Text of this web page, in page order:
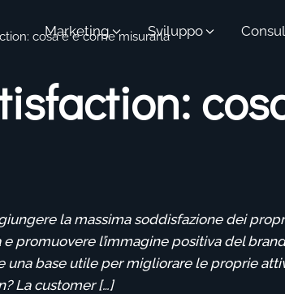
Marketing Sviluppo
cosa è e come misurarla
la massima soddisfazione dei
promuovere l’immagine positiva del
base utile per migliorare le proprie
La customer […]